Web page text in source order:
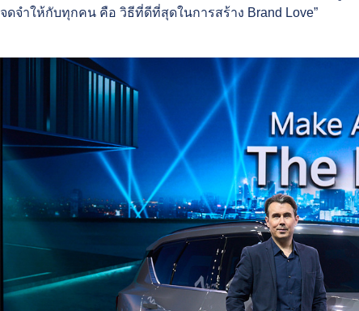
จดจำให้กับทุกคน คือ วิธีที่ดีที่สุดในการสร้าง Brand Love”